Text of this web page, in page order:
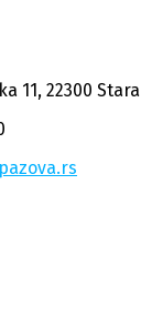
11, 22300